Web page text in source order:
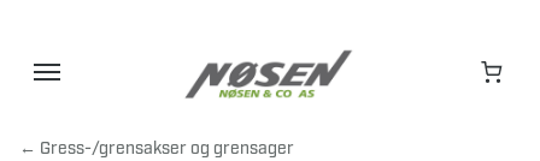
← Gress-/grensakser og grensager